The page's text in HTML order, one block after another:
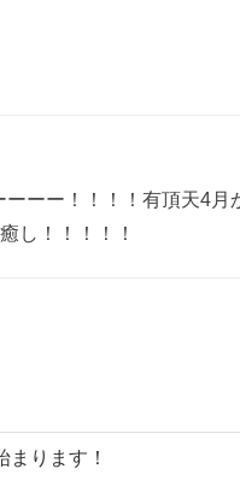
ーーー！！！！有頂天4月
し！！！！！
ります！